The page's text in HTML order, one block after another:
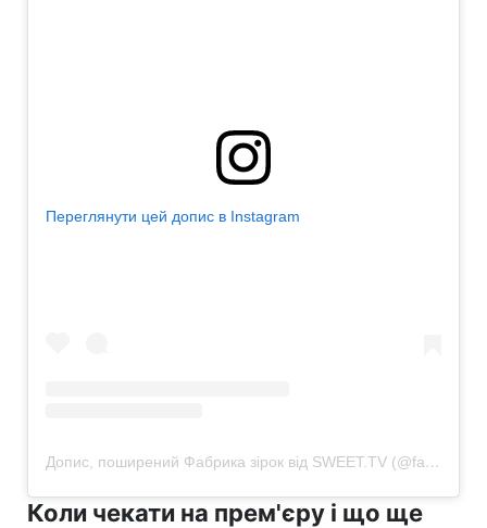
Переглянути цей допис в Instagram
Допис, поширений Фабрика зірок від SWEET.TV (@fabrykazirok.sweet.tv)
Коли чекати на прем'єру і що ще